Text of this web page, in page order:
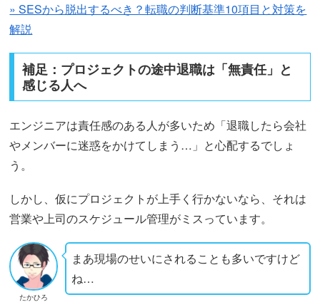
» SESから脱出するべき？転職の判断基準10項目と対策を
解説
補足：プロジェクトの途中退職は「無責任」と
感じる人へ
エンジニアは責任感のある人が多いため「退職したら会社
やメンバーに迷惑をかけてしまう…」と心配するでしょ
う。
しかし、仮にプロジェクトが上手く行かないなら、それは
営業や上司のスケジュール管理がミスっています。
たかひろ
まあ現場のせいにされることも多いですけど
ね…